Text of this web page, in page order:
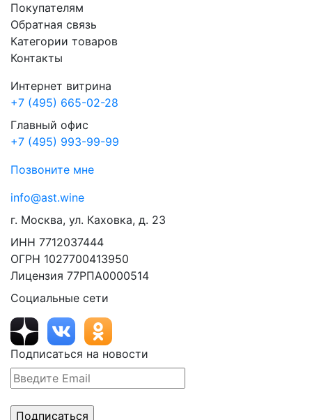
Покупателям
Обратная связь
Категории товаров
Контакты
Интернет витрина
+7 (495) 665-02-28
Главный офис
+7 (495) 993-99-99
Позвоните мне
info@ast.wine
г. Москва, ул. Каховка, д. 23
ИНН 7712037444
ОГРН 1027700413950
Лицензия 77РПА0000514
Социальные сети
Подписаться на новости